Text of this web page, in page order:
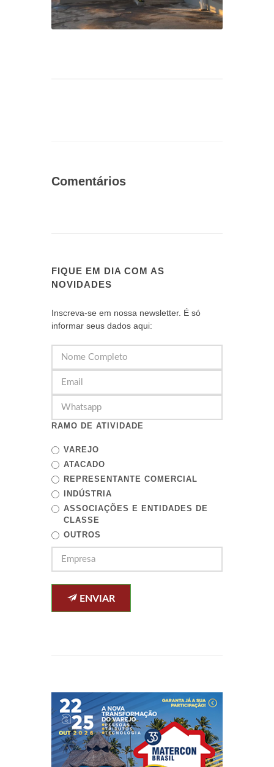
Comentários
FIQUE EM DIA COM AS
NOVIDADES
Inscreva-se em nossa newsletter. É só
informar seus dados aqui:
RAMO DE ATIVIDADE
VAREJO
ATACADO
REPRESENTANTE COMERCIAL
INDÚSTRIA
ASSOCIAÇÕES E ENTIDADES DE
CLASSE
OUTROS
ENVIAR